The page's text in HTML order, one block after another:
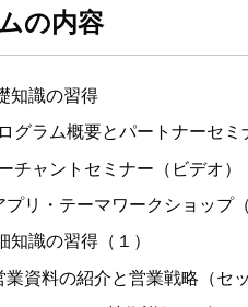
の内容
知識の習得
グラム概要とパートナーセミ
チャントセミナー（ビデオ）
プリ・テーマワークショップ
知識の習得（１）
業資料の紹介と営業戦略（セ